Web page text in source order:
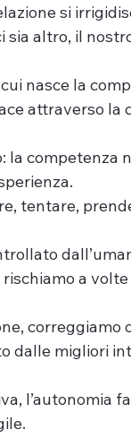
si
altro, il
nasce la
attraverso la
la competenza
tentare,
a
correggiamo
dalle migliori
l’autonomia